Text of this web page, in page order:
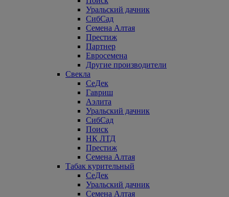
Уральский дачник
СибСад
Семена Алтая
Престиж
Партнер
Евросемена
Другие производители
Свекла
СеДек
Гавриш
Аэлита
Уральский дачник
СибСад
Поиск
НК ЛТД
Престиж
Семена Алтая
Табак курительный
СеДек
Уральский дачник
Семена Алтая